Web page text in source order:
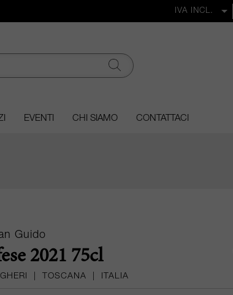
EVENTI CHI SIAMO CONTATTACI
Guido
2021 75cl
TOSCANA ITALIA